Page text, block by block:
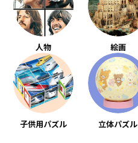
人物 絵画
子供用パズル 立体パズル